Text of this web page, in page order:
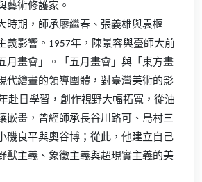
藝術修護家。
時期，師承廖繼春、張義雄與袁樞
義影響。1957年，陳景容與臺師大前
月畫會」。「五月畫會」與「東方畫
代繪畫的領導團體，對臺灣美術的影
赴日學習，創作視野大幅拓寬，從油
嵌畫，曾經師承長谷川路可、島村三
磯良平與奧谷博；從此，他建立自己
獸主義、象徵主義與超現實主義的美